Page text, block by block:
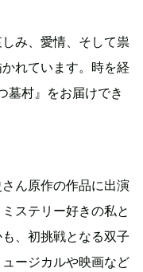
み、愛情、そして祟
れています。時を経
墓村』をお届けでき
ん原作の作品に出演
ステリー好きの私と
、初挑戦となる双子
ージカルや映画など